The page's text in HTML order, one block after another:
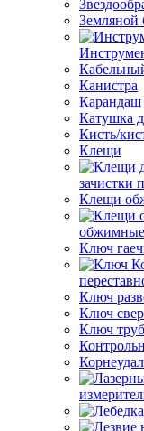
Земляной
Канистра
Карандаш
Катушка
Кисть/
Клещи
зачистки
Клещи
Ключ
Ключ
Ключ
Ключ